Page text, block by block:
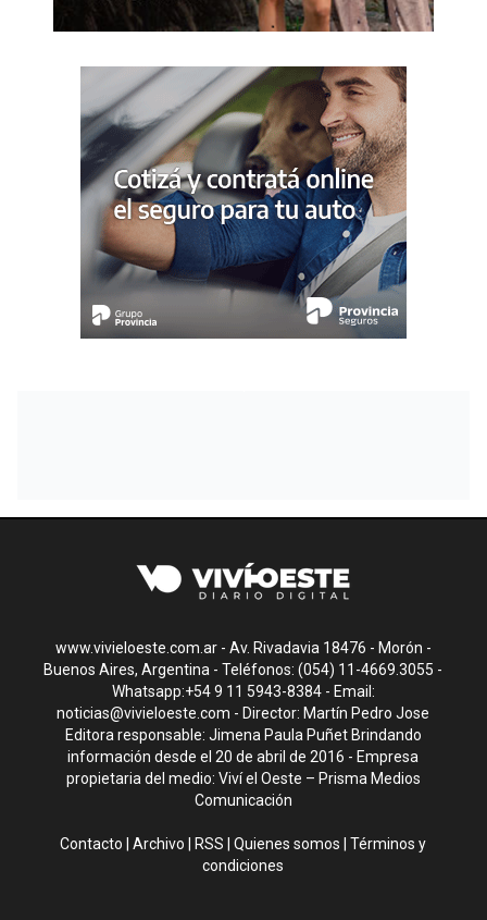
www.vivieloeste.com.ar - Av. Rivadavia 18476 - Morón -
Buenos Aires, Argentina - Teléfonos: (054) 11-4669.3055 -
Whatsapp:+54 9 11 5943-8384 - Email:
noticias@vivieloeste.com - Director: Martín Pedro Jose
Editora responsable: Jimena Paula Puñet Brindando
información desde el 20 de abril de 2016 - Empresa
propietaria del medio: Viví el Oeste – Prisma Medios
Comunicación
Contacto |Archivo RSS |Quienes somos |Términos y
condiciones